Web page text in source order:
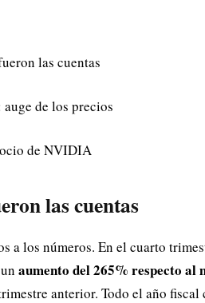
las cuentas
de los precios
de NVIDIA
las cuentas
a los números. En el cuarto
aumento del 265% respecto
anterior. Todo el año